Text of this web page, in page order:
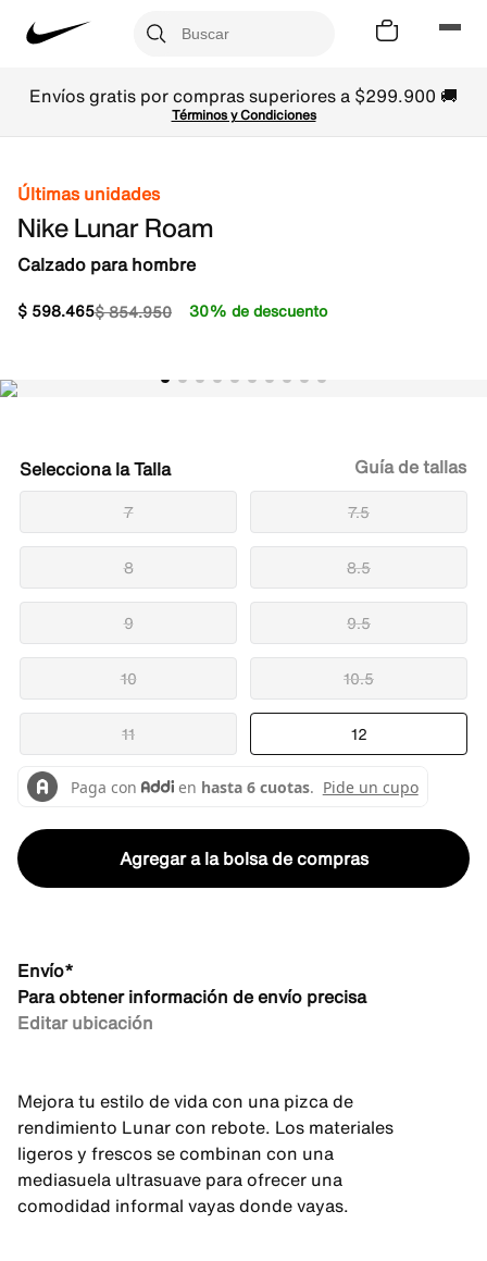
Envíos gratis por compras superiores a $299.900 🚚
Términos y Condiciones
Últimas unidades
Nike Lunar Roam
Calzado para hombre
$854.950
$ 598.465 30% de descuento
Talla
7 7.5
8 8.5
9 9.5
10 10.5
11 12
Guía de tallas
Agregar a la bolsa de compras
Envío*
Para obtener información de envío precisa
Editar ubicación
Mejora tu estilo de vida con una pizca de
rendimiento Lunar con rebote. Los materiales
ligeros y frescos se combinan con una
mediasuela ultrasuave para ofrecer una
comodidad informal vayas donde vayas.